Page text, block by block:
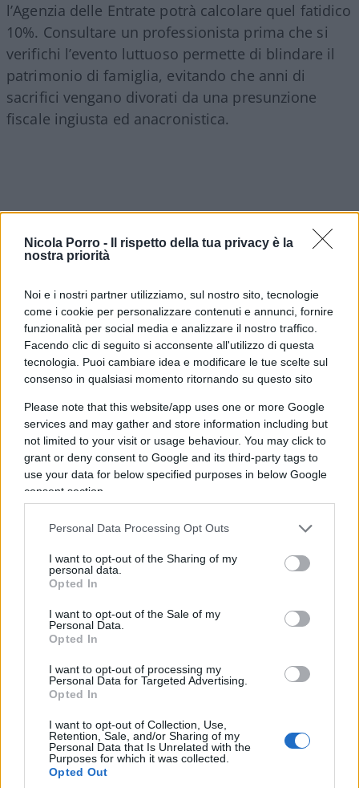
Nicola Porro -
Il rispetto della tua privacy è la
nostra priorità
Noi e i nostri partner utilizziamo, sul nostro sito, tecnologie
come i cookie per personalizzare contenuti e annunci, fornire
funzionalità per social media e analizzare il nostro traffico.
Facendo clic di seguito si acconsente all'utilizzo di questa
tecnologia. Puoi cambiare idea e modificare le tue scelte sul
consenso in qualsiasi momento ritornando su questo sito
Please note that this website/app uses one or more Google
services and may gather and store information including but
not limited to your visit or usage behaviour. You may click to
grant or deny consent to Google and its third-party tags to
use your data for below specified purposes in below Google
consent section.
Personal Data Processing Opt Outs
I want to opt-out of the Sharing of my
personal data.
Opted In
I want to opt-out of the Sale of my
Personal Data.
Opted In
I want to opt-out of processing my
Personal Data for Targeted Advertising.
Opted In
I want to opt-out of Collection, Use,
Retention, Sale, and/or Sharing of my
Personal Data that Is Unrelated with the
Purposes for which it was collected.
Opted Out
l’Agenzia delle Entrate potrà calcolare quel fatidico
10%. Consultare un professionista prima che si
verifichi l’evento luttuoso permette di blindare il
patrimonio di famiglia, evitando che anni di
sacrifici vengano divorati da una presunzione
fiscale ingiusta ed anacronistica.
Enrico Foscarini, 10 agosto 2026
Patente B a 17 anni, multe più
giuste e sorpassi a destra:
cosa cambia la riforma Salvini
Guida accompagnata a 16 anni, sanzioni
proporzionate e stop agli aumenti automatici:
ecco come si trasforma il Codice della strada
Enrico Foscarini
9 Agosto 2026, 14:00